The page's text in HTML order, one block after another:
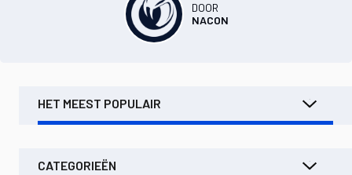
DOOR
NACON
HET MEEST POPULAIR
CATEGORIEËN